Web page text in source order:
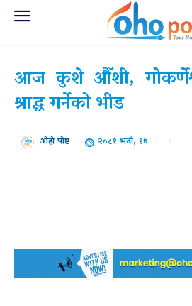
आज कुशे औँशी,
श्राद्ध गर्नेको भीड
ओहो पोष्ट २०८१ भदौ, १७